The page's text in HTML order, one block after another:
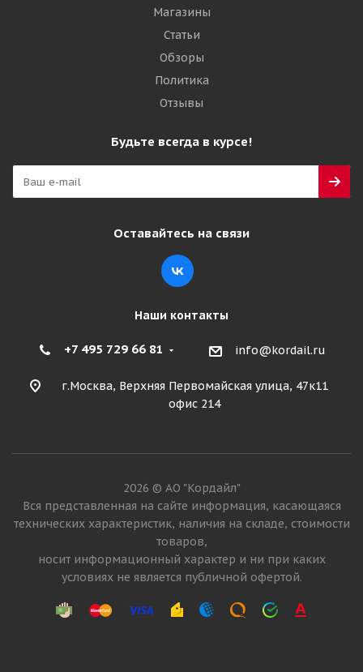
Магазины
Статьи
Обзоры
Политика
Отзывы
Будьте всегда в курсе!
Оставайтесь на связи
Наши контакты
+7 495 729 66 81 info@kordail.ru
г.Москва, Верхняя Первомайская улица, 47к11
офис 214
2026 © АО "Кордайл"
Вся представленная на сайте информация, касающаяся
технических характеристик, наличия на складе, стоимости
товаров,
носит информационный характер и ни при каких
условиях не является публичной офертой.